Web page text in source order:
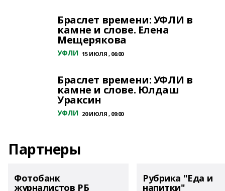
Браслет времени: УФЛИ в
камне и слове. Елена
Мещерякова
УФЛИ 15 ИЮЛЯ , 06:00
Браслет времени: УФЛИ в
камне и слове. Юлдаш
Ураксин
УФЛИ 20 ИЮЛЯ , 09:00
Партнеры
Фотобанк
журналистов РБ
Рубрика "Еда и
напитки"